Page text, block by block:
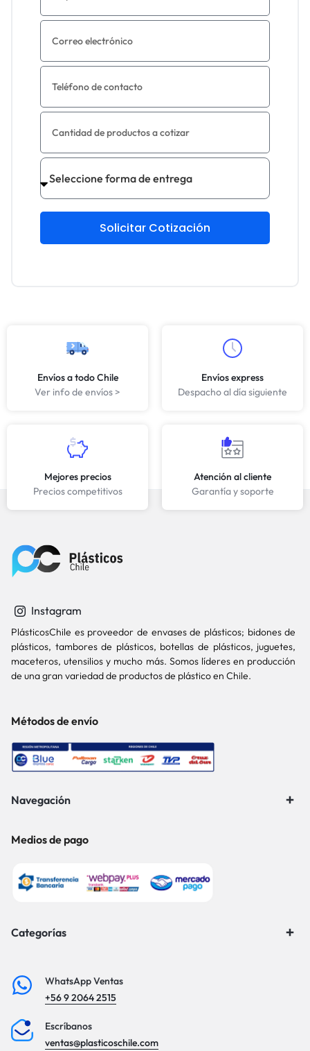
Solicitar Cotización
Envíos a todo Chile
Ver info de envíos >
Envíos express
Despacho al día siguiente
Mejores precios
Precios competitivos
Atención al cliente
Garantía y soporte
Instagram
PlásticosChile es proveedor de envases de plásticos; bidones de
plásticos, tambores de plásticos, botellas de plásticos, juguetes,
maceteros, utensilios y mucho más. Somos líderes en producción
de una gran variedad de productos de plástico en Chile.
Métodos de envío
Navegación
Medios de pago
Categorías
WhatsApp Ventas
+56 9 2064 2515
Escríbanos
ventas@plasticoschile.com